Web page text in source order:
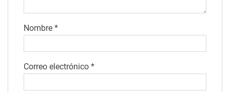
Nombre *
Correo electrónico *